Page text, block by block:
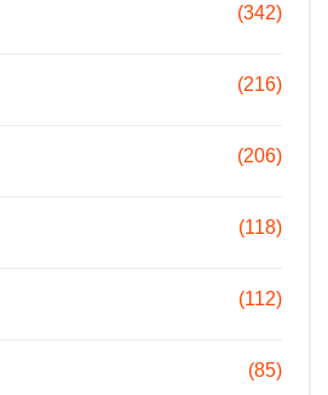
(342)
(216)
(206)
(118)
(112)
(85)